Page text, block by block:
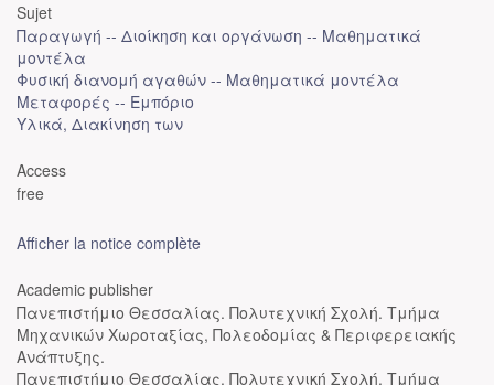
Sujet
Παραγωγή -- Διοίκηση και οργάνωση -- Μαθηματικά
μοντέλα
Φυσική διανομή αγαθών -- Μαθηματικά μοντέλα
Μεταφορές -- Εμπόριο
Υλικά, Διακίνηση των
Access
free
Afficher la notice complète
Academic publisher
Πανεπιστήμιο Θεσσαλίας. Πολυτεχνική Σχολή. Τμήμα
Μηχανικών Χωροταξίας, Πολεοδομίας & Περιφερειακής
Ανάπτυξης.
Πανεπιστήμιο Θεσσαλίας. Πολυτεχνική Σχολή. Τμήμα